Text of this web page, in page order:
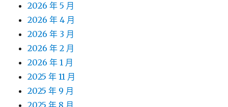
2026 年 5 月
2026 年 4 月
2026 年 3 月
2026 年 2 月
2026 年 1 月
2025 年 11 月
2025 年 9 月